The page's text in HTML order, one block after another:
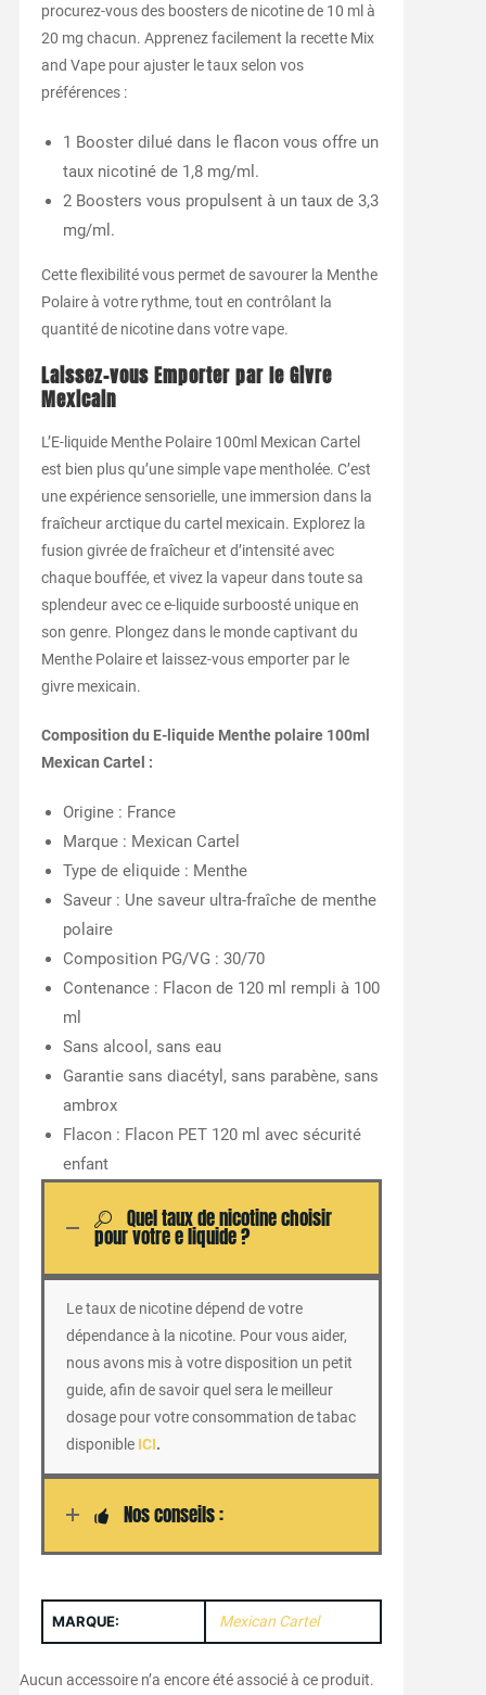
procurez-vous des boosters de nicotine de 10 ml à
20 mg chacun. Apprenez facilement la recette Mix
and Vape pour ajuster le taux selon vos
préférences :
1 Booster dilué dans le flacon vous offre un
taux nicotiné de 1,8 mg/ml.
2 Boosters vous propulsent à un taux de 3,3
mg/ml.
Cette flexibilité vous permet de savourer la Menthe
Polaire à votre rythme, tout en contrôlant la
quantité de nicotine dans votre vape.
Laissez-vous Emporter par le Givre
Mexicain
L’E-liquide Menthe Polaire 100ml Mexican Cartel
est bien plus qu’une simple vape mentholée. C’est
une expérience sensorielle, une immersion dans la
fraîcheur arctique du cartel mexicain. Explorez la
fusion givrée de fraîcheur et d’intensité avec
chaque bouffée, et vivez la vapeur dans toute sa
splendeur avec ce e-liquide surboosté unique en
son genre. Plongez dans le monde captivant du
Menthe Polaire et laissez-vous emporter par le
givre mexicain.
Composition du E-liquide Menthe polaire 100ml
Mexican Cartel :
Origine : France
Marque : Mexican Cartel
Type de eliquide : Menthe
Saveur : Une saveur ultra-fraîche de menthe
polaire
Composition PG/VG : 30/70
Contenance : Flacon de 120 ml rempli à 100
ml
Sans alcool, sans eau
Garantie sans diacétyl, sans parabène, sans
ambrox
Flacon : Flacon PET 120 ml avec sécurité
enfant
Quel taux de nicotine choisir
pour votre e liquide ?
Le taux de nicotine dépend de votre
dépendance à la nicotine. Pour vous aider,
nous avons mis à votre disposition un petit
guide, afin de savoir quel sera le meilleur
dosage pour votre consommation de tabac
disponible ICI.
Nos conseils :
MARQUE: Mexican Cartel
Aucun accessoire n’a encore été associé à ce produit.